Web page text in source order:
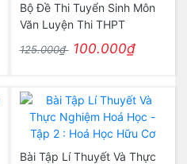
Bộ Đề Thi Tuyển Sinh Môn
Văn Luyện Thi THPT
125.000₫ 100.000₫
Bài Tập Lí Thuyết Và Thực